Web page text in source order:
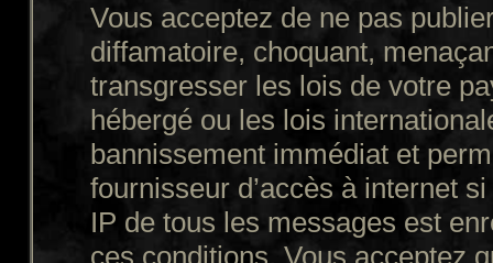
Vous acceptez de ne pas
diffamatoire, choquant,
transgresser les lois de votre
hébergé ou les lois
bannissement immédiat et
fournisseur d’accès à internet
IP de tous les messages est
ces conditions. Vous acceptez